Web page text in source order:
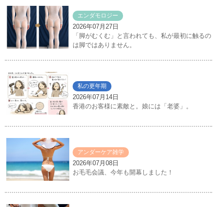
エンダモロジー
2026年07月27日
「脚がむくむ」と言われても、私が最初に触るの
は脚ではありません。
私の更年期
2026年07月14日
香港のお客様に素敵と。娘には「老婆」。
アンダーケア雑学
2026年07月08日
お毛毛会議、今年も開幕しました！